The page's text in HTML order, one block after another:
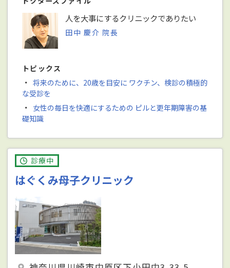
人を大事にするクリニックでありたい
田中 慶介 院長
トピックス
・ 将来のために、20歳を目安に ワクチン、検診の積極的
な受診を
・ 女性の毎日を快適にするための ピルと更年期障害の基
礎知識
診療中
はぐくみ母子クリニック